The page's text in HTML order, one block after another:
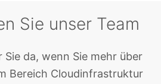
Sie unser Team
da, wenn Sie mehr über
Bereich Cloudinfrastruktur